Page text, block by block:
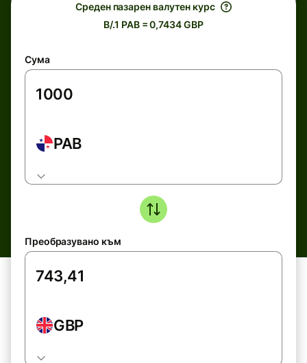
Среден пазарен валутен курс
B/.1 PAB = 0,7434 GBP
Сума
PAB
Преобразувано към
GBP